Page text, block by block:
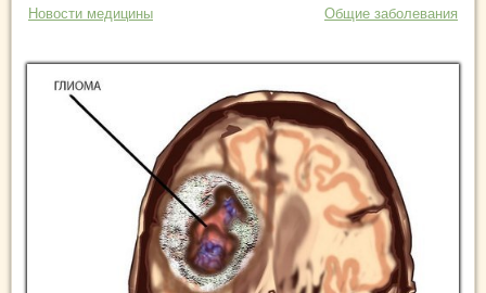
Новости медицины Общие заболевания